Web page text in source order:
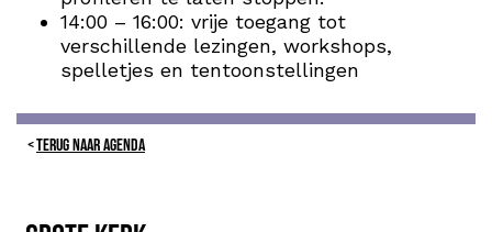
14:00 – 16:00: vrije toegang tot
verschillende lezingen, workshops,
spelletjes en tentoonstellingen
TERUG NAAR AGENDA